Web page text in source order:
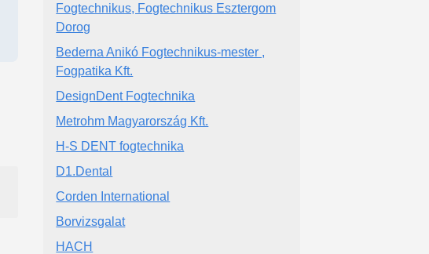
Fogtechnikus, Fogtechnikus Esztergom
Dorog
Bederna Anikó Fogtechnikus-mester ,
Fogpatika Kft.
DesignDent Fogtechnika
Metrohm Magyarország Kft.
H-S DENT fogtechnika
D1.Dental
Corden International
Borvizsgalat
HACH